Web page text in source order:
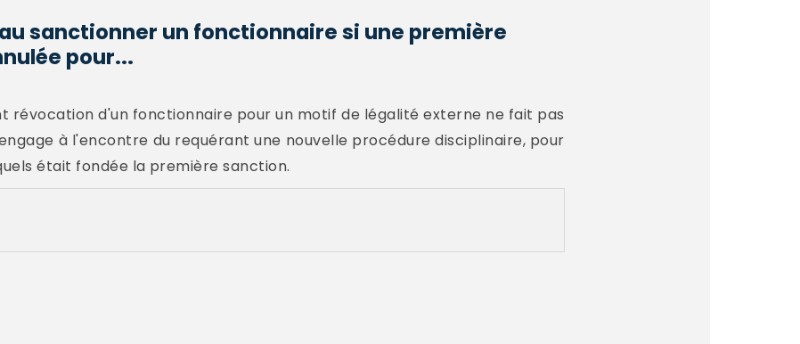
sanctionner un fonctionnaire si une première
pour...
révocation d'un fonctionnaire pour un motif de légalité externe ne fait pas
à l'encontre du requérant une nouvelle procédure disciplinaire, pour
était fondée la première sanction.